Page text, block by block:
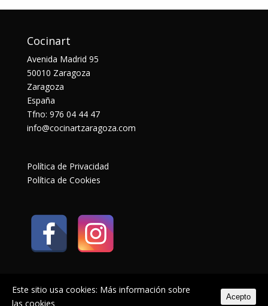
Cocinart
Avenida Madrid 95
50010 Zaragoza
Zaragoza
España
Tfno: 976 04 44 47
info@cocinartzaragoza.com
Política de Privacidad
Política de Cookies
Este sitio usa cookies: Más información sobre
las cookies
Acepto